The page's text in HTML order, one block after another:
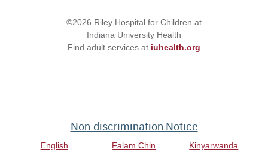
©2026 Riley Hospital for Children at
Indiana University Health
Find adult services at iuhealth.org
Non-discrimination Notice
English
Falam Chin
Kinyarwanda